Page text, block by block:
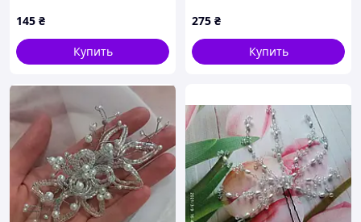
145 ₴
Купить
275 ₴
Купить